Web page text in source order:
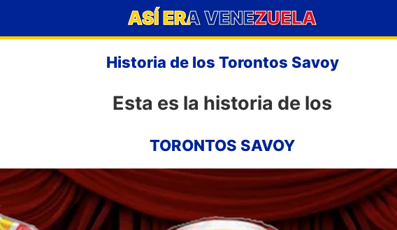
ASÍ ERA VENEZUELA
Historia de los Torontos Savoy
Esta es la historia de los
TORONTOS SAVOY